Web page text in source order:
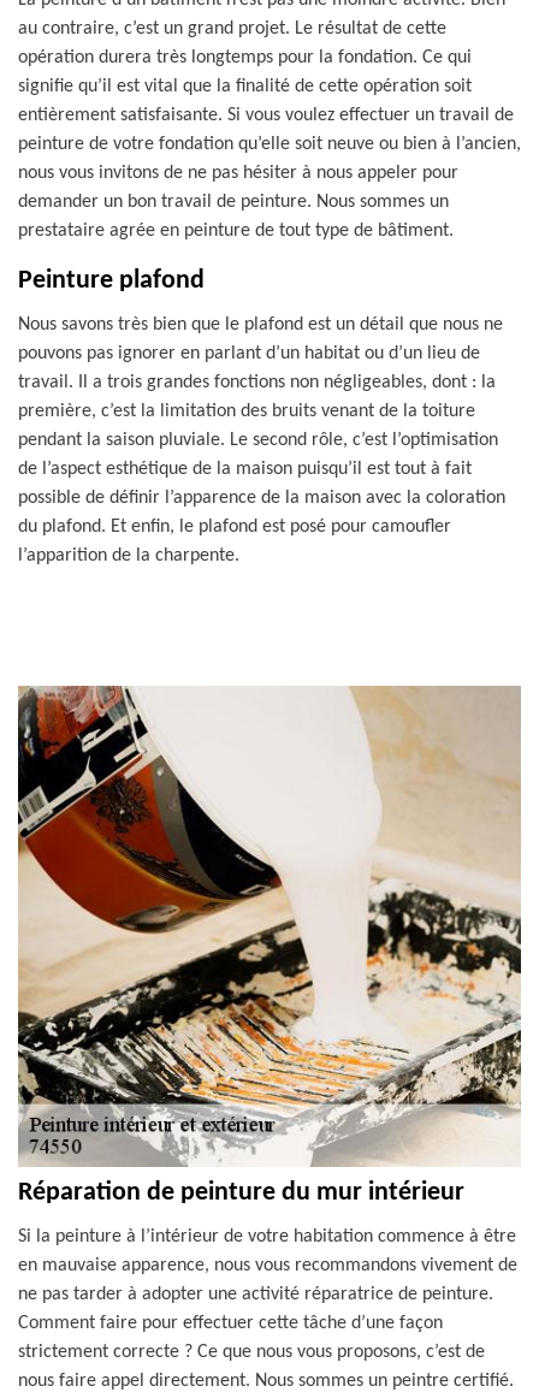
au contraire, c’est un grand projet. Le résultat de cette
opération durera très longtemps pour la fondation. Ce qui
signifie qu’il est vital que la finalité de cette opération soit
entièrement satisfaisante. Si vous voulez effectuer un travail de
peinture de votre fondation qu’elle soit neuve ou bien à l’ancien,
nous vous invitons de ne pas hésiter à nous appeler pour
demander un bon travail de peinture. Nous sommes un
prestataire agrée en peinture de tout type de bâtiment.
Peinture plafond
Nous savons très bien que le plafond est un détail que nous ne
pouvons pas ignorer en parlant d’un habitat ou d’un lieu de
travail. Il a trois grandes fonctions non négligeables, dont : la
première, c’est la limitation des bruits venant de la toiture
pendant la saison pluviale. Le second rôle, c’est l’optimisation
de l’aspect esthétique de la maison puisqu’il est tout à fait
possible de définir l’apparence de la maison avec la coloration
du plafond. Et enfin, le plafond est posé pour camoufler
l’apparition de la charpente.
Réparation de peinture du mur intérieur
Si la peinture à l’intérieur de votre habitation commence à être
en mauvaise apparence, nous vous recommandons vivement de
ne pas tarder à adopter une activité réparatrice de peinture.
Comment faire pour effectuer cette tâche d’une façon
strictement correcte ? Ce que nous vous proposons, c’est de
nous faire appel directement. Nous sommes un peintre certifié.